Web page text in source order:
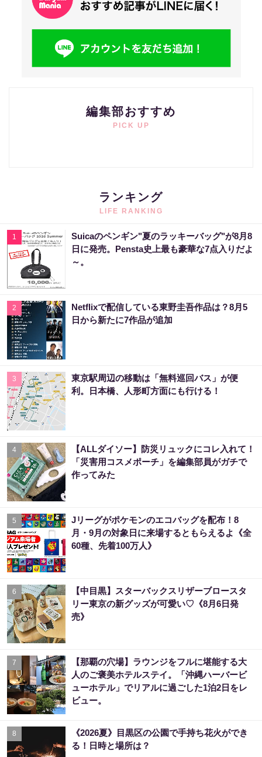
編集部おすすめ
PICK UP
ランキング
LIFE RANKING
1
Suicaのペンギン"夏のラッキーバッグ"が8月8
日に発売。Pensta史上最も豪華な7点入りだよ
～。
2
Netflixで配信している東野圭吾作品は？8月5
日から新たに7作品が追加
3
東京駅周辺の移動は「無料巡回バス」が便
利。日本橋、人形町方面にも行ける！
4
【ALLダイソー】防災リュックにコレ入れて！
「災害用コスメポーチ」を編集部員がガチで
作ってみた
5
Jリーグがポケモンのエコバッグを配布！8
月・9月の対象日に来場するともらえるよ《全
60種、先着100万人》
6
【中目黒】スターバックスリザーブロースタ
リー東京の新グッズが可愛い♡《8月6日発
売》
7
【那覇の穴場】ラウンジをフルに堪能する大
人のご褒美ホテルステイ。「沖縄ハーバービ
ューホテル」でリアルに過ごした1泊2日をレ
ビュー。
8
《2026夏》目黒区の公園で手持ち花火ができ
る！日時と場所は？